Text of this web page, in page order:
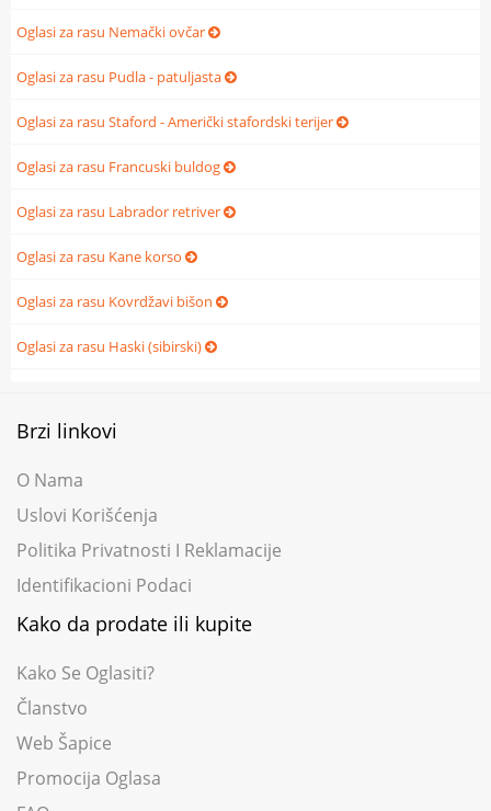
Oglasi za rasu Nemački ovčar
Oglasi za rasu Pudla - patuljasta
Oglasi za rasu Staford - Američki stafordski terijer
Oglasi za rasu Francuski buldog
Oglasi za rasu Labrador retriver
Oglasi za rasu Kane korso
Oglasi za rasu Kovrdžavi bišon
Oglasi za rasu Haski (sibirski)
Brzi linkovi
O Nama
Uslovi Korišćenja
Politika Privatnosti I Reklamacije
Identifikacioni Podaci
Kako da prodate ili kupite
Kako Se Oglasiti?
Članstvo
Web Šapice
Promocija Oglasa